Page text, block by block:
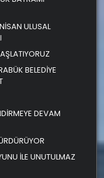
ULUSAL
BELEDİYE
DEVAM
İLE UNUTULMAZ